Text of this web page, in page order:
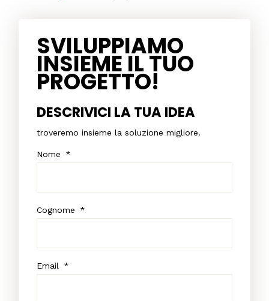
SVILUPPIAMO
INSIEME IL TUO
PROGETTO!
DESCRIVICI LA TUA IDEA
troveremo insieme la soluzione migliore.
Nome *
Cognome *
Email *